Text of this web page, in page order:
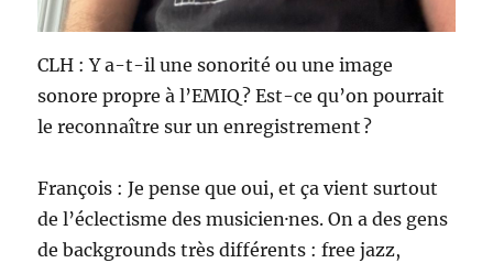
CLH : Y a-t-il une sonorité ou une image
sonore propre à l’EMIQ ? Est-ce qu’on pourrait
le reconnaître sur un enregistrement ?
François : Je pense que oui, et ça vient surtout
de l’éclectisme des musicien·nes. On a des gens
de backgrounds très différents : free jazz,